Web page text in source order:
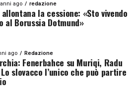
ago redazione
allontana la cessione: «Sto vivendo
al Borussia Dotmund»
ago Redazione
Fenerbahce su Muriqi, Radu
Lo slovacco l’unico che può partire